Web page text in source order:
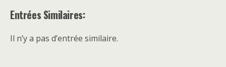
Entrées Similaires:
Il n’y a pas d’entrée similaire.